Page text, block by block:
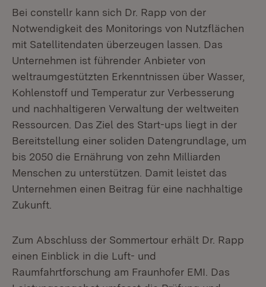
Bei constellr kann sich Dr. Rapp von der
Notwendigkeit des Monitorings von Nutzflächen
mit Satellitendaten überzeugen lassen. Das
Unternehmen ist führender Anbieter von
weltraumgestützten Erkenntnissen über Wasser,
Kohlenstoff und Temperatur zur Verbesserung
und nachhaltigeren Verwaltung der weltweiten
Ressourcen. Das Ziel des Start-ups liegt in der
Bereitstellung einer soliden Datengrundlage, um
bis 2050 die Ernährung von zehn Milliarden
Menschen zu unterstützen. Damit leistet das
Unternehmen einen Beitrag für eine nachhaltige
Zukunft.
Zum Abschluss der Sommertour erhält Dr. Rapp
einen Einblick in die Luft- und
Raumfahrtforschung am Fraunhofer EMI. Das